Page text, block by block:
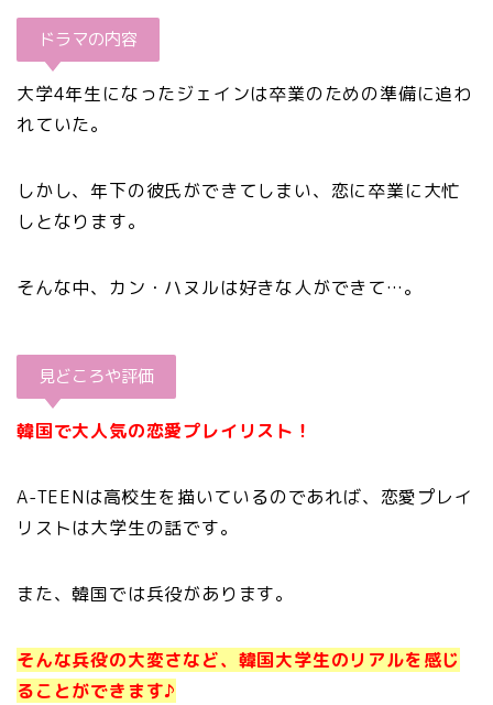
ドラマの内容
大学4年生になったジェインは卒業のための準備に追わ
れていた。
しかし、年下の彼氏ができてしまい、恋に卒業に大忙
しとなります。
そんな中、カン・ハヌルは好きな人ができて…。
見どころや評価
韓国で大人気の恋愛プレイリスト！
A-TEENは高校生を描いているのであれば、恋愛プレイ
リストは大学生の話です。
また、韓国では兵役があります。
そんな兵役の大変さなど、韓国大学生のリアルを感じ
ることができます♪